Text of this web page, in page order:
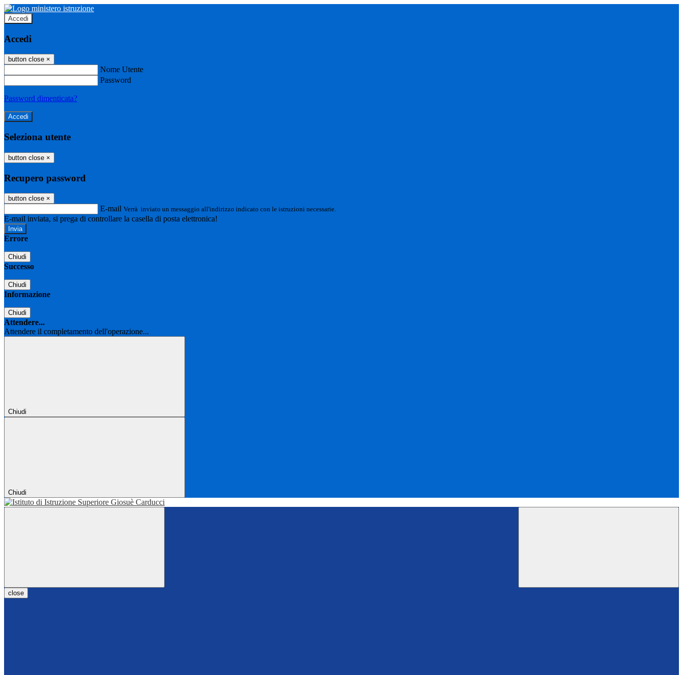
Accedi
Accedi
button close ×
Nome Utente
Password
Password dimenticata?
Seleziona utente
button close ×
Recupero password
button close ×
E-mail Verrà inviato un messaggio all'indirizzo indicato con le istruzioni necessarie.
E-mail inviata, si prega di controllare la casella di posta elettronica!
Errore
Chiudi
Successo
Chiudi
Informazione
Chiudi
Attendere...
Attendere il completamento dell'operazione...
Chiudi
Chiudi
close